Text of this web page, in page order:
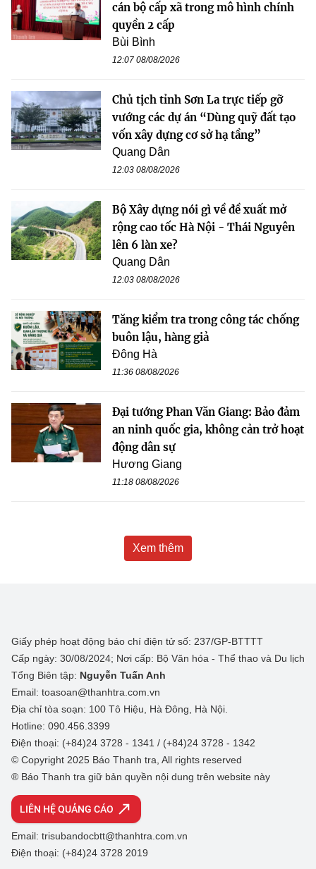
cán bộ cấp xã trong mô hình chính
quyền 2 cấp
Bùi Bình
12:07 08/08/2026
Chủ tịch tỉnh Sơn La trực tiếp gỡ
vướng các dự án “Dùng quỹ đất tạo
vốn xây dựng cơ sở hạ tầng”
Quang Dân
12:03 08/08/2026
Bộ Xây dựng nói gì về đề xuất mở
rộng cao tốc Hà Nội - Thái Nguyên
lên 6 làn xe?
Quang Dân
12:03 08/08/2026
Tăng kiểm tra trong công tác chống
buôn lậu, hàng giả
Đông Hà
11:36 08/08/2026
Đại tướng Phan Văn Giang: Bảo đảm
an ninh quốc gia, không cản trở hoạt
động dân sự
Hương Giang
11:18 08/08/2026
Xem thêm
Giấy phép hoạt động báo chí điện tử số: 237/GP-BTTTT
Cấp ngày: 30/08/2024; Nơi cấp: Bộ Văn hóa - Thể thao và Du lịch
Tổng Biên tập: Nguyễn Tuấn Anh
Email: toasoan@thanhtra.com.vn
Địa chỉ tòa soạn: 100 Tô Hiệu, Hà Đông, Hà Nội.
Hotline: 090.456.3399
Điện thoại: (+84)24 3728 - 1341 / (+84)24 3728 - 1342
© Copyright 2025 Báo Thanh tra, All rights reserved
® Báo Thanh tra giữ bản quyền nội dung trên website này
LIÊN HỆ QUẢNG CÁO
Email: trisubandocbtt@thanhtra.com.vn
Điện thoại: (+84)24 3728 2019